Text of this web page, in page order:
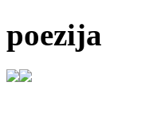
poezija